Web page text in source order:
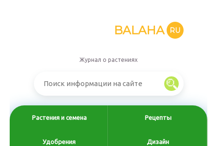
BALAHA RU
Журнал о растениях
Растения и семена Рецепты
Удобрения Дизайн